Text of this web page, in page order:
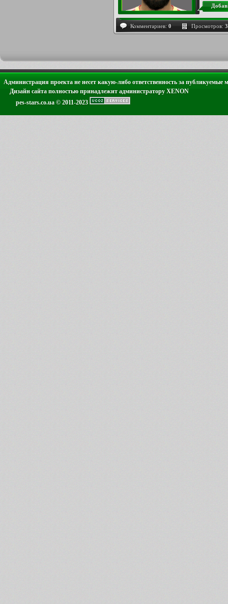
Комментариев: 0 Просмотров:
Администрация проекта не несет какую-либо ответственность за публикуемые
Дизайн сайта полностью принадлежит администратору XENON
pes-stars.co.ua © 2011-2023